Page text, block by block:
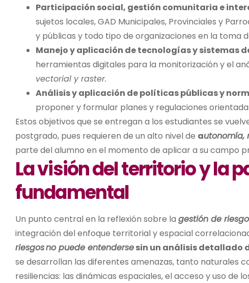
Participación social, gestión comunitaria e
sujetos locales, GAD Municipales, Provinciales y
y públicas y todo tipo de organizaciones en la toma
Manejo y aplicación de tecnologías y sistemas
herramientas digitales para la monitorización y el
vectorial yraster.
Análisis y aplicación de políticas públicas y
proponer y formular planes y regulaciones
Estos objetivos que se entregan a los estudiantes se
postgrado, pues requieren de un alto nivel de autonomía,
parte del alumno en el momento de aplicar a su campo
La visión del territorio y la
fundamental
Un punto central en la reflexión sobre la gestión de
integración del enfoque territorial y espacial
riesgosno puede entendersesin un análisis detallado
se desarrollan las diferentes amenazas, tanto naturales
resiliencias: las dinámicas espaciales, el acceso y uso de